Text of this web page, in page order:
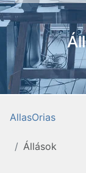
AllasOrias
Állások